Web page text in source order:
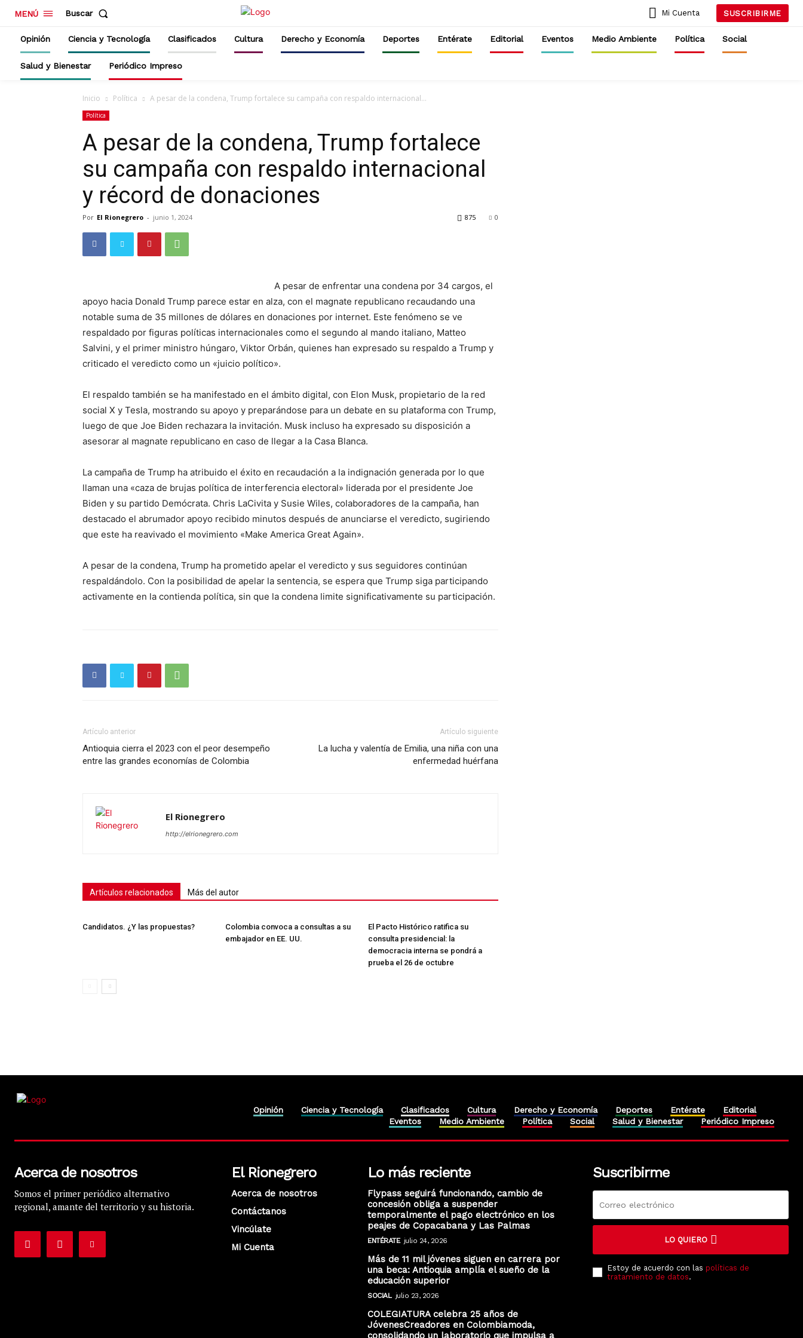
Mi Cuenta
MENÚ Buscar Mi Cuenta SUSCRIBIRME
Opinión Ciencia y Tecnología Clasificados Cultura Derecho y Economía Deportes Entérate Editorial Eventos Medio Ambiente Política Social
Salud y Bienestar Periódico Impreso
Inicio Política A pesar de la condena, Trump fortalece su campaña con respaldo internacional...
Política
A pesar de la condena, Trump fortalece
su campaña con respaldo internacional
y récord de donaciones
Por El Rionegrero - junio 1, 2024 0
875
A pesar de enfrentar una condena por 34 cargos, el
apoyo hacia Donald Trump parece estar en alza, con el magnate republicano recaudando una
notable suma de 35 millones de dólares en donaciones por internet. Este fenómeno se ve
respaldado por figuras políticas internacionales como el segundo al mando italiano, Matteo
Salvini, y el primer ministro húngaro, Viktor Orbán, quienes han expresado su respaldo a Trump y
criticado el veredicto como un «juicio político».
El respaldo también se ha manifestado en el ámbito digital, con Elon Musk, propietario de la red
social X y Tesla, mostrando su apoyo y preparándose para un debate en su plataforma con Trump,
luego de que Joe Biden rechazara la invitación. Musk incluso ha expresado su disposición a
asesorar al magnate republicano en caso de llegar a la Casa Blanca.
La campaña de Trump ha atribuido el éxito en recaudación a la indignación generada por lo que
llaman una «caza de brujas política de interferencia electoral» liderada por el presidente Joe
Biden y su partido Demócrata. Chris LaCivita y Susie Wiles, colaboradores de la campaña, han
destacado el abrumador apoyo recibido minutos después de anunciarse el veredicto, sugiriendo
que este ha reavivado el movimiento «Make America Great Again».
A pesar de la condena, Trump ha prometido apelar el veredicto y sus seguidores continúan
respaldándolo. Con la posibilidad de apelar la sentencia, se espera que Trump siga participando
activamente en la contienda política, sin que la condena limite significativamente su participación.
Artículo anterior
Antioquia cierra el 2023 con el peor desempeño
entre las grandes economías de Colombia
Artículo siguiente
La lucha y valentía de Emilia, una niña con una
enfermedad huérfana
El Rionegrero
http://elrionegrero.com
Artículos relacionados Más del autor
Candidatos. ¿Y las propuestas?
Colombia convoca a consultas a su
embajador en EE. UU.
El Pacto Histórico ratifica su
consulta presidencial: la
democracia interna se pondrá a
prueba el 26 de octubre
Opinión Ciencia y Tecnología Clasificados Cultura Derecho y Economía Deportes Entérate
Editorial
Eventos
Medio Ambiente Política Social Salud y Bienestar Periódico Impreso
Acerca de nosotros
Somos el primer periódico alternativo
regional, amante del territorio y su historia.
El Rionegrero
Acerca de nosotros
Contáctanos
Vincúlate
Mi Cuenta
Lo más reciente
Flypass seguirá funcionando, cambio de
concesión obliga a suspender
temporalmente el pago electrónico en los
peajes de Copacabana y Las Palmas
ENTÉRATE julio 24, 2026
Más de 11 mil jóvenes siguen en carrera por
una beca: Antioquia amplía el sueño de la
educación superior
SOCIAL julio 23, 2026
COLEGIATURA celebra 25 años de
JóvenesCreadores en Colombiamoda,
consolidando un laboratorio que impulsa a
Suscribirme
LO QUIERO
Estoy de acuerdo con las políticas de
tratamiento de datos.